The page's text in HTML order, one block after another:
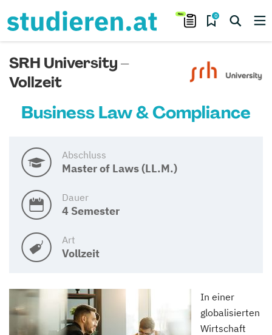
0
SRH University –
Vollzeit
Business Law & Compliance
Abschluss
Master of Laws (LL.M.)
Dauer
4 Semester
Art
Vollzeit
In einer
globalisierten
Wirtschaft